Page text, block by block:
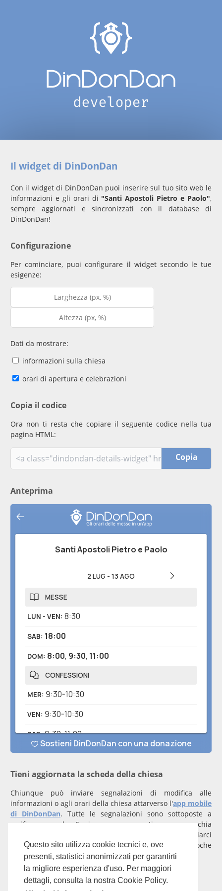
Questo sito utilizza cookie tecnici e, ove
presenti, statistici anonimizzati per garantirti
la migliore esperienza d'uso. Per maggiori
dettagli, consulta la nostra Cookie Policy.
Il widget di DinDonDan
Con il widget di DinDonDan puoi inserire sul tuo sito web le
informazioni e gli orari di "Santi Apostoli Pietro e Paolo",
sempre aggiornati e sincronizzati con il database di
DinDonDan!
Configurazione
Per cominciare, puoi configurare il widget secondo le tue
esigenze:
Dati da mostrare:
informazioni sulla chiesa
orari di apertura e celebrazioni
Copia il codice
Ora non ti resta che copiare il seguente codice nella tua
pagina HTML:
Copia
Anteprima
Tieni aggiornata la scheda della chiesa
Chiunque può inviare segnalazioni di modifica alle
informazioni o agli orari della chiesa attarverso l'app mobile
di DinDonDan. Tutte le segnalazioni sono sottoposte a
verifica manuale. Se invece rappresenti una parrocchia
con un account verificato per inviarci
comunicazioni prioritarie che saranno gestite entro poche
Per qualunque domanda scrivi ainfo@dindondan.app